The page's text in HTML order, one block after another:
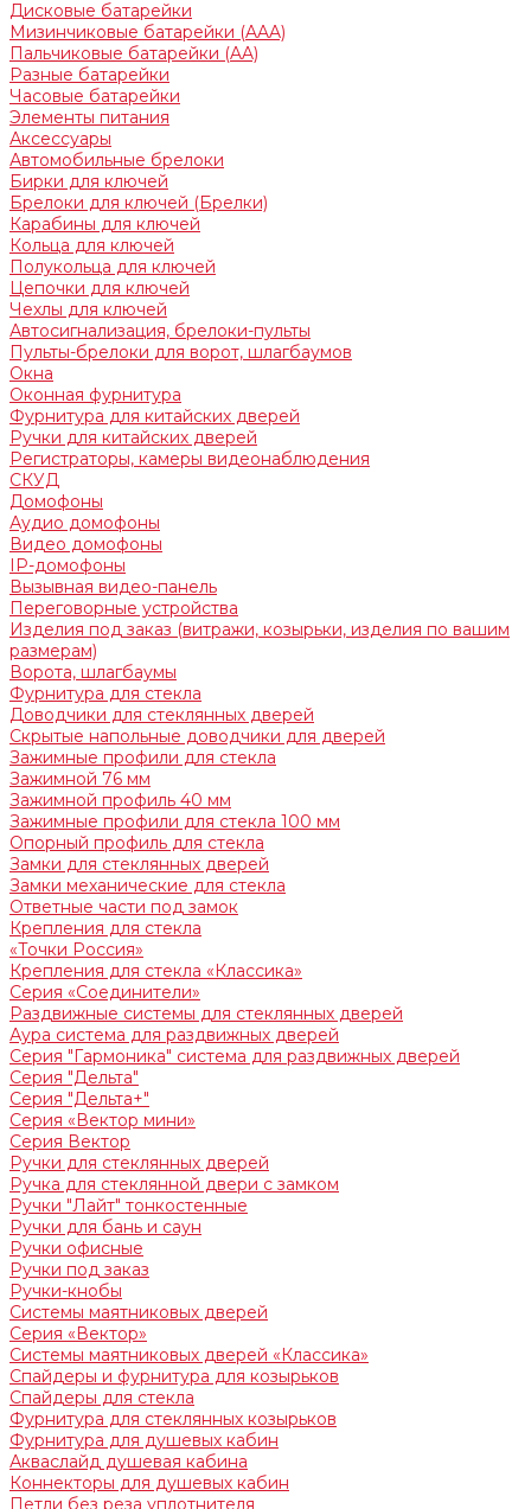
Дисковые батарейки
Мизинчиковые батарейки (AAA)
Пальчиковые батарейки (AA)
Разные батарейки
Часовые батарейки
Элементы питания
Аксессуары
Автомобильные брелоки
Бирки для ключей
Брелоки для ключей (Брелки)
Карабины для ключей
Кольца для ключей
Полукольца для ключей
Цепочки для ключей
Чехлы для ключей
Автосигнализация, брелоки-пульты
Пульты-брелоки для ворот, шлагбаумов
Окна
Оконная фурнитура
Фурнитура для китайских дверей
Ручки для китайских дверей
Регистраторы, камеры видеонаблюдения
СКУД
Домофоны
Аудио домофоны
Видео домофоны
IP-домофоны
Вызывная видео-панель
Переговорные устройства
Изделия под заказ (витражи, козырьки, изделия по вашим
размерам)
Ворота, шлагбаумы
Фурнитура для стекла
Доводчики для стеклянных дверей
Скрытые напольные доводчики для дверей
Зажимные профили для стекла
Зажимной 76 мм
Зажимной профиль 40 мм
Зажимные профили для стекла 100 мм
Опорный профиль для стекла
Замки для стеклянных дверей
Замки механические для стекла
Ответные части под замок
Крепления для стекла
«Точки Россия»
Крепления для стекла «Классика»
Серия «Соединители»
Раздвижные системы для стеклянных дверей
Аура система для раздвижных дверей
Серия "Гармоника" система для раздвижных дверей
Серия "Дельта"
Серия "Дельта+"
Серия «Вектор мини»
Серия Вектор
Ручки для стеклянных дверей
Ручка для стеклянной двери с замком
Ручки "Лайт" тонкостенные
Ручки для бань и саун
Ручки офисные
Ручки под заказ
Ручки-кнобы
Системы маятниковых дверей
Серия «Вектор»
Системы маятниковых дверей «Классика»
Спайдеры и фурнитура для козырьков
Спайдеры для стекла
Фурнитура для стеклянных козырьков
Фурнитура для душевых кабин
Акваслайд душевая кабина
Коннекторы для душевых кабин
Петли без реза уплотнителя